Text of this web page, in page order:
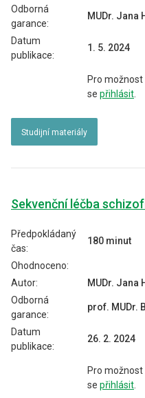
Odborná
garance:
MUDr. Jana
Datum
publikace:
1. 5. 2024
Pro
se přihlásit
Studijní materiály
Sekvenční léčba
Předpokládaný
čas:
180 minut
Ohodnoceno:
Autor:
MUDr. Jana
Odborná
garance:
prof. MUDr.
Datum
publikace:
26. 2. 2024
Pro
se přihlásit